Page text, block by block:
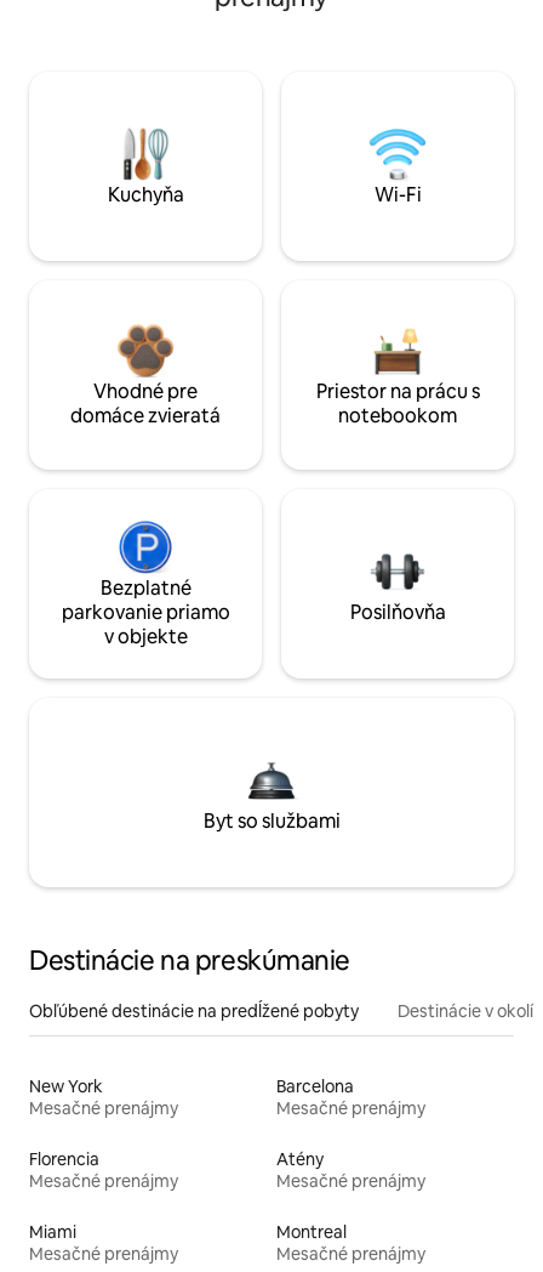
Kuchyňa Wi-Fi
Vhodné pre
domáce zvieratá
Priestor na prácu s
notebookom
Bezplatné
parkovanie priamo
v objekte
Posilňovňa
Byt so službami
Destinácie na preskúmanie
Obľúbené destinácie na predĺžené pobyty Destinácie v okolí
New York
Mesačné prenájmy
Barcelona
Mesačné prenájmy
Florencia
Mesačné prenájmy
Atény
Mesačné prenájmy
Miami
Mesačné prenájmy
Montreal
Mesačné prenájmy